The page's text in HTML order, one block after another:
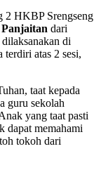
2 HKBP Srengseng
Panjaitan dari
di
atas 2 sesi,
taat kepada
guru sekolah
yang taat pasti
dapat memahami
tokoh dari